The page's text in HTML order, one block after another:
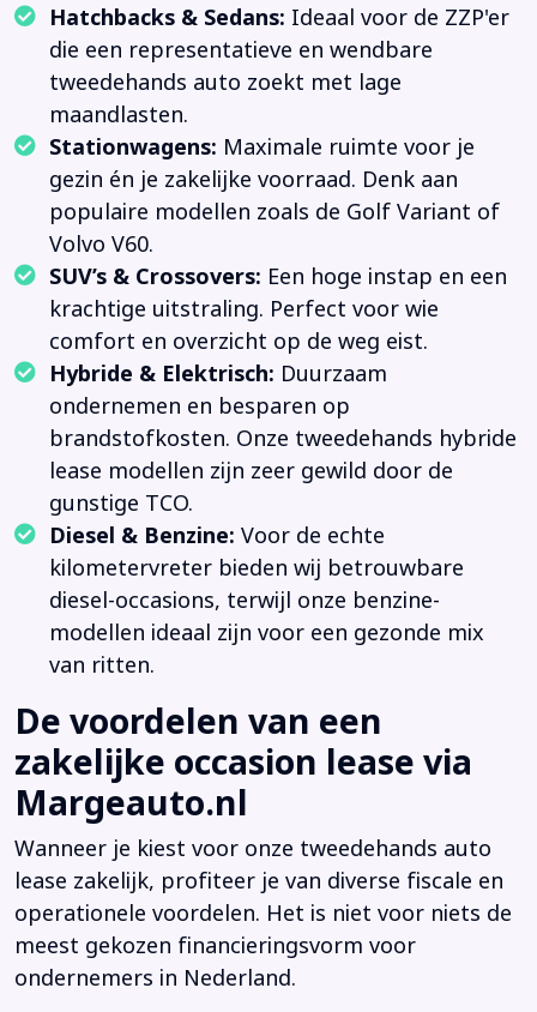
Hatchbacks & Sedans: Ideaal voor de ZZP'er
die een representatieve en wendbare
tweedehands auto zoekt met lage
maandlasten.
Stationwagens: Maximale ruimte voor je
gezin én je zakelijke voorraad. Denk aan
populaire modellen zoals de Golf Variant of
Volvo V60.
SUV’s & Crossovers: Een hoge instap en een
krachtige uitstraling. Perfect voor wie
comfort en overzicht op de weg eist.
Hybride & Elektrisch: Duurzaam
ondernemen en besparen op
brandstofkosten. Onze tweedehands hybride
lease modellen zijn zeer gewild door de
gunstige TCO.
Diesel & Benzine: Voor de echte
kilometervreter bieden wij betrouwbare
diesel-occasions, terwijl onze benzine-
modellen ideaal zijn voor een gezonde mix
van ritten.
De voordelen van een
zakelijke occasion lease via
Margeauto.nl
Wanneer je kiest voor onze tweedehands auto
lease zakelijk, profiteer je van diverse fiscale en
operationele voordelen. Het is niet voor niets de
meest gekozen financieringsvorm voor
ondernemers in Nederland.